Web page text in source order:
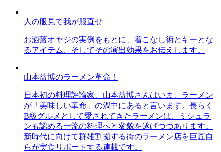
人の服見て我が服直せ
お洒落オヤジの実例をもとに、着こなし術とキーとな
るアイテム、そしてその演出効果をお伝えします。
山本益博のラーメン革命！
日本初の料理評論家、山本益博さんはいま、ラーメン
が「美味しい革命」の渦中にあると言います。長らく
B級グルメとして愛されてきたラーメンは、ミシュラ
ンも認める一流の料理へと変貌を遂げつつあります。
新時代に向けて群雄割拠する街のラーメン店を巨匠自
らが実食リポートする連載です。